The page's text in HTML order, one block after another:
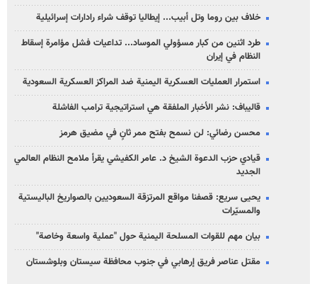
خلاف بين روما وتل أبيب... إيطاليا توقف شراء رادارات إسرائيلية
طرد اثنين من كبار مسؤولي الموساد... تداعيات فشل مؤامرة إسقاط
النظام في إيران
استمرار العمليات العسكرية اليمنية ضد المراكز العسكرية السعودية
قاليباف: نشر الأخبار الملفقة هي استراتيجية ترامب الفاشلة
محسن رضائي: لن نسمح بفتح ممر ثانٍ في مضيق هرمز
قيادي حزب الدعوة الشيخ د. عامر الكفيشي يقرأ ملامح النظام العالمي
الجديد
يحيى سريع: قصفنا مواقع المرتزقة السعوديين بالصواريخ الباليستية
والمسيّرات
بيان مهم للقوات المسلحة اليمنية حول "عملية واسعة وخاصة"
مقتل عناصر فريق إرهابي في جنوب محافظة سيستان وبلوشستان